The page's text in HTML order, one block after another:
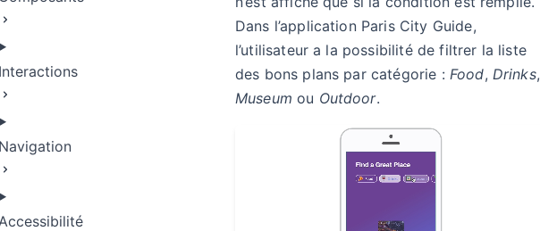
Interactions
Navigation
Dans l’application Paris City Guide,
l’utilisateur a la possibilité de filtrer la liste
des bons plans par catégorie : Food, Drinks,
Museum ou Outdoor.